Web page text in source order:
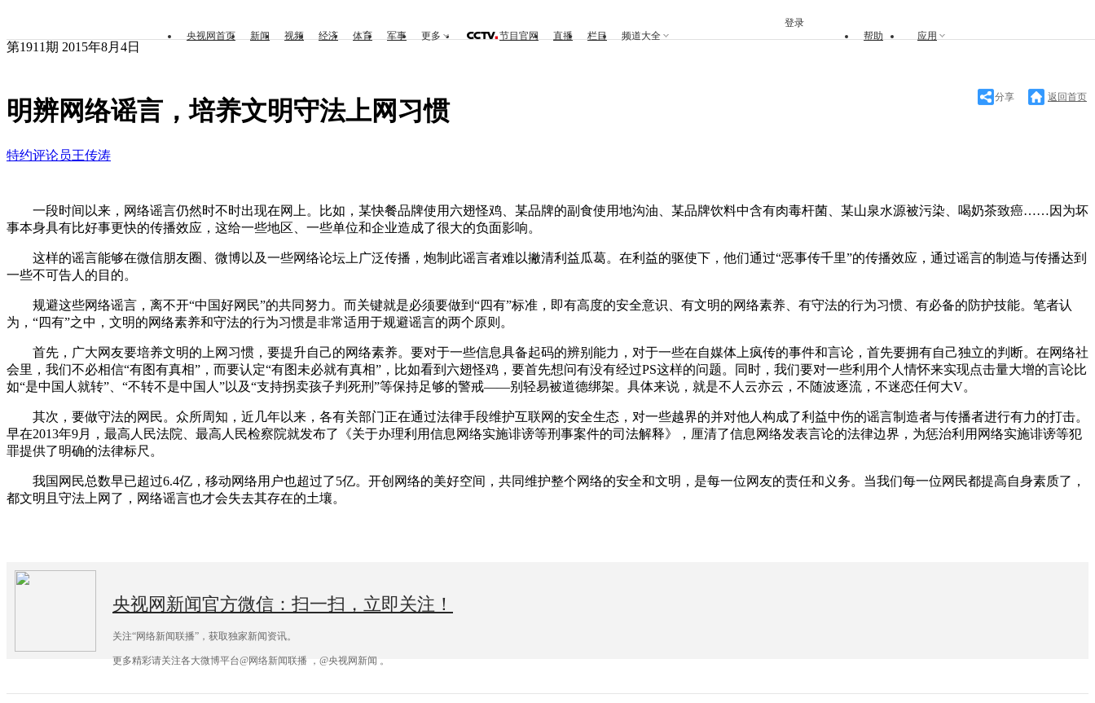
央视网首页 新闻 视频 经济 体育 军事 更多 节目官网 直播 栏目 频道大全 帮助 应用
登录
第1911期 2015年8月4日
返回首页
分享
明辨网络谣言，培养文明守法上网习惯
特约评论员王传涛
一段时间以来，网络谣言仍然时不时出现在网上。比如，某快餐品牌使用六翅怪鸡、某品牌的副食使用地沟油、某品牌饮料中含有肉毒杆菌、某山泉水源被污染、喝奶茶致癌……因为坏
事本身具有比好事更快的传播效应，这给一些地区、一些单位和企业造成了很大的负面影响。
这样的谣言能够在微信朋友圈、微博以及一些网络论坛上广泛传播，炮制此谣言者难以撇清利益瓜葛。在利益的驱使下，他们通过“恶事传千里”的传播效应，通过谣言的制造与传播达到
一些不可告人的目的。
规避这些网络谣言，离不开“中国好网民”的共同努力。而关键就是必须要做到“四有”标准，即有高度的安全意识、有文明的网络素养、有守法的行为习惯、有必备的防护技能。笔者认
为，“四有”之中，文明的网络素养和守法的行为习惯是非常适用于规避谣言的两个原则。
首先，广大网友要培养文明的上网习惯，要提升自己的网络素养。要对于一些信息具备起码的辨别能力，对于一些在自媒体上疯传的事件和言论，首先要拥有自己独立的判断。在网络社
会里，我们不必相信“有图有真相”，而要认定“有图未必就有真相”，比如看到六翅怪鸡，要首先想问有没有经过PS这样的问题。同时，我们要对一些利用个人情怀来实现点击量大增的言论比
如“是中国人就转”、“不转不是中国人”以及“支持拐卖孩子判死刑”等保持足够的警戒——别轻易被道德绑架。具体来说，就是不人云亦云，不随波逐流，不迷恋任何大V。
其次，要做守法的网民。众所周知，近几年以来，各有关部门正在通过法律手段维护互联网的安全生态，对一些越界的并对他人构成了利益中伤的谣言制造者与传播者进行有力的打击。
早在2013年9月，最高人民法院、最高人民检察院就发布了《关于办理利用信息网络实施诽谤等刑事案件的司法解释》，厘清了信息网络发表言论的法律边界，为惩治利用网络实施诽谤等犯
罪提供了明确的法律标尺。
我国网民总数早已超过6.4亿，移动网络用户也超过了5亿。开创网络的美好空间，共同维护整个网络的安全和文明，是每一位网友的责任和义务。当我们每一位网民都提高自身素质了，
都文明且守法上网了，网络谣言也才会失去其存在的土壤。
央视网新闻官方微信：扫一扫，立即关注！
关注“网络新闻联播”，获取独家新闻资讯。
更多精彩请关注各大微博平台@网络新闻联播 ，@央视网新闻 。